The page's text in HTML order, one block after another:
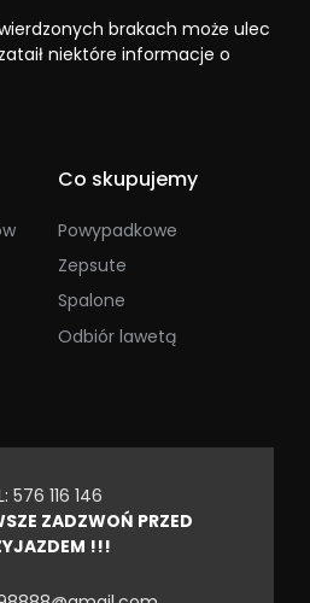
brakach może ulec
niektóre informacje o
Co skupujemy
Powypadkowe
Zepsute
Spalone
Odbiór lawetą
576 116 146
ZADZWOŃ PRZED
!!!